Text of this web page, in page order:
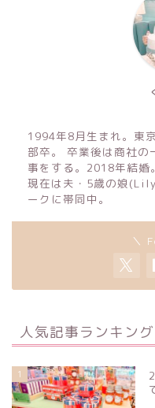
1994年8月生まれ。東
部卒。 卒業後は商社の
事をする。2018年結婚
現在は夫・5歳の娘
ークに帯同中。
＼
人気記事ランキング
1